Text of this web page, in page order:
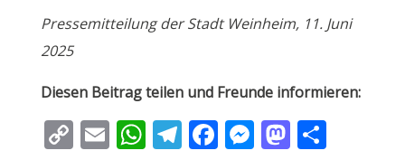
Pressemitteilung der Stadt Weinheim, 11. Juni
2025
Diesen Beitrag teilen und Freunde informieren:
C E W T F M M T